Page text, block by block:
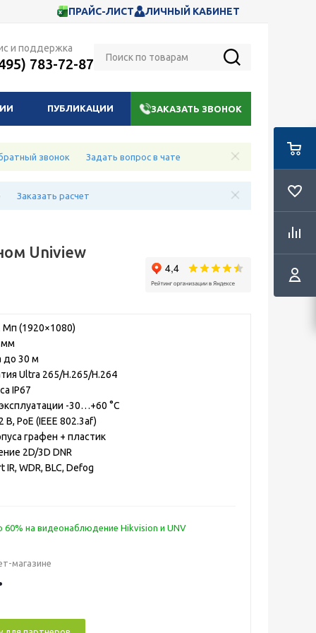
ПРАЙС-ЛИСТ ЛИЧНЫЙ КАБИНЕТ
и поддержка
783-72-87
ПУБЛИКАЦИИ ЗАКАЗАТЬ ЗВОНОК
звонок Задать вопрос в чате
Заказать расчет
Uniview
Мп (1920×1080)
мм
до 30 м
Ultra 265/H.265/H.264
IP67
-30…+60 °C
В, PoE (IEEE 802.3af)
графен + пластик
2D/3D DNR
WDR, BLC, Defog
60% на видеонаблюдение Hikvision и UNV
магазине